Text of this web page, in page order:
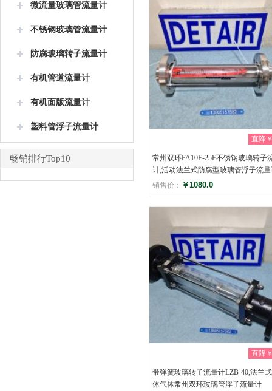
微流量玻璃管流量计
不锈钢玻璃管流量计
防腐玻璃转子流量计
有机管道流量计
有机面版流量计
塑料管浮子流量计
畅销排行Top10
直降
常州双环FA10F-25F不锈钢玻璃转子
计,活动法兰式防腐型玻璃管浮子流
销售价： ￥1080.0
评分
直降
带弹簧玻璃转子流量计LZB-40,法兰
体气体常州双环玻璃管浮子流量计